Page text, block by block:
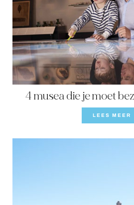
4 musea die je moet
LEES MEER